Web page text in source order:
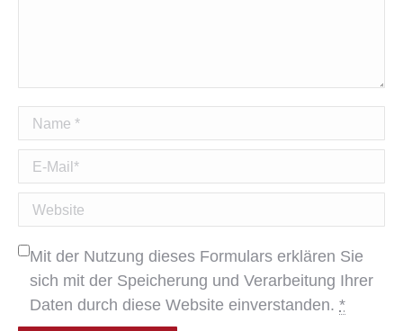
Name *
E-Mail *
Website
Mit der Nutzung dieses Formulars erklären Sie
sich mit der Speicherung und Verarbeitung Ihrer
Daten durch diese Website einverstanden. *